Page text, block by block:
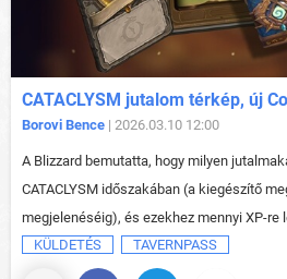
CATACLYSM jutalom térkép, új
Borovi Bence | 2026.03.10 12:00
A Blizzard bemutatta, hogy milyen
CATACLYSM időszakában (a kiegészítő
megjelenéséig), és ezekhez mennyi XP-re
KÜLDETÉS
TAVERNPASS